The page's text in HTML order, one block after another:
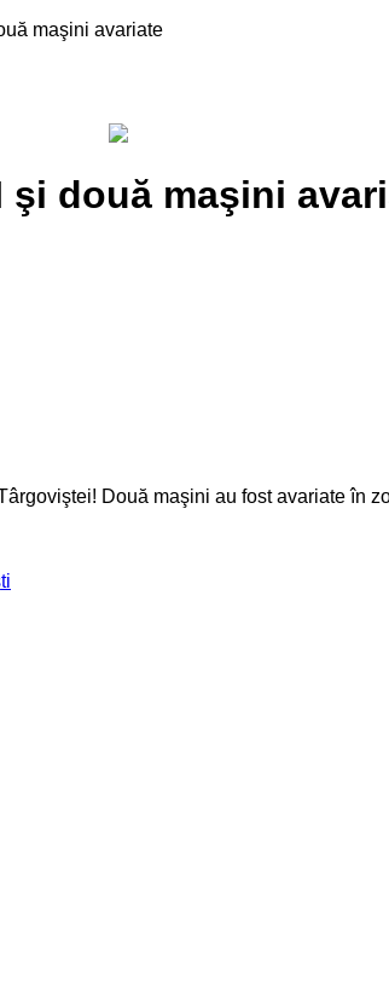
maşini avariate
şi două maşini
Două maşini au fost avariate în